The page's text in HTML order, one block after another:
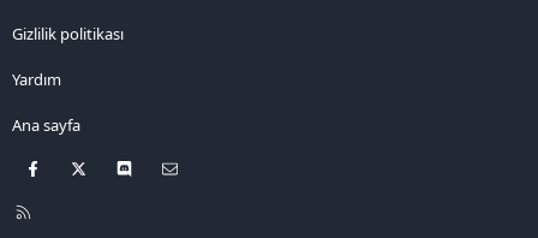
Gizlilik politikası
Yardım
Ana sayfa
Facebook Discord
R